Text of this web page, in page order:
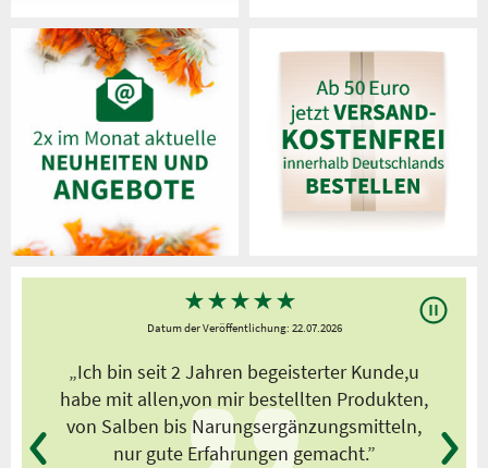
★★★★★
Datum der Veröffentlichung: 22.07.2026
„Ich bin seit 2 Jahren begeisterter Kunde,u
habe mit allen,von mir bestellten Produkten,
von Salben bis Narungsergänzungsmitteln,
nur gute Erfahrungen gemacht.”